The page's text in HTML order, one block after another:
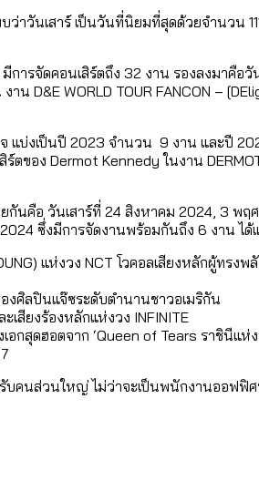
าวันเสาร์ เป็นวันที่นิยมที่สุดด้วยจำนวน
รจัดคอนเสิร์ตถึง 32 งาน รองลงมาคือ
น D&E WORLD TOUR FANCON –
แบ่งเป็นปี 2023 จำนวน 9 งาน และปี
ง Dermot Kennedy ในงาน
นคือ วันเสาร์ที่ 24 สิงหาคม 2024, 3 พ
ซึ่งมีการจัดงานพร้อมกันถึง 6 งาน ได้
แห่งวง NCT โวคอลเสียงหลักผู้ทรงพ
องศิลปินแจ๊ซระดับตำนานชาวอเมริกัน
เสียงร้องหลักแห่งวง INFINITE
อกสุดฮอตจาก ‘Queen of Tears ราชินีแห่
คนส่วนใหญ่ ไม่ว่าจะเป็นพนักงานออฟ